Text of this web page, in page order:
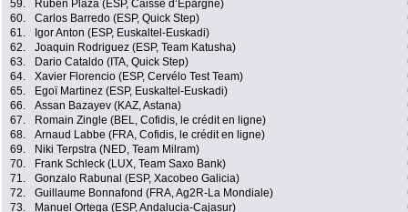
59.
Ruben Plaza (ESP, Caisse d’Epargne)
60.
Carlos Barredo (ESP, Quick Step)
61.
Igor Anton (ESP, Euskaltel-Euskadi)
62.
Joaquin Rodriguez (ESP, Team Katusha)
63.
Dario Cataldo (ITA, Quick Step)
64.
Xavier Florencio (ESP, Cervélo Test Team)
65.
Egoï Martinez (ESP, Euskaltel-Euskadi)
66.
Assan Bazayev (KAZ, Astana)
67.
Romain Zingle (BEL, Cofidis, le crédit en ligne)
68.
Arnaud Labbe (FRA, Cofidis, le crédit en ligne)
69.
Niki Terpstra (NED, Team Milram)
70.
Frank Schleck (LUX, Team Saxo Bank)
71.
Gonzalo Rabunal (ESP, Xacobeo Galicia)
72.
Guillaume Bonnafond (FRA, Ag2R-La Mondiale)
73.
Manuel Ortega (ESP, Andalucia-Cajasur)